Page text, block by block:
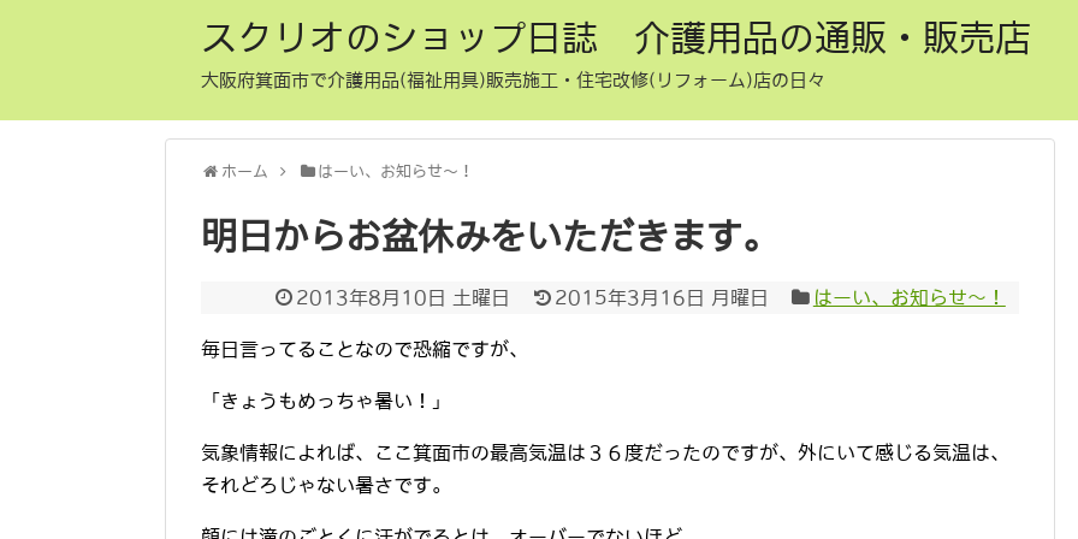
スクリオのショップ日誌 介護用品の通販・販売店
大阪府箕面市で介護用品(福祉用具)販売施工・住宅改修(リフォーム)店の日々
ホーム はーい、お知らせ〜！
明日からお盆休みをいただきます。
2013年8月10日 土曜日 2015年3月16日 月曜日 はーい、お知らせ〜！
毎日言ってることなので恐縮ですが、
「きょうもめっちゃ暑い！」
気象情報によれば、ここ箕面市の最高気温は３６度だったのですが、外にいて感じる気温は、
それどろじゃない暑さです。